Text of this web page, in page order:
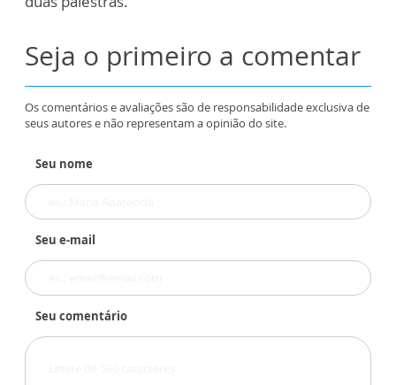
Seja o primeiro a comentar
Os comentários e avaliações são de responsabilidade exclusiva de
seus autores e não representam a opinião do site.
Seu nome
Seu e-mail
Seu comentário